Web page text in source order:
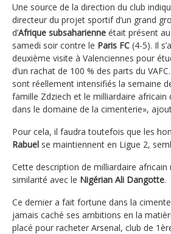
Une source de la direction du club
directeur du projet sportif d’un grand
d’Afrique subsaharienne était présent
samedi soir contre le Paris FC (4-5). Il
deuxième visite à Valenciennes pour
d’un rachat de 100 % des parts du
sont réellement intensifiés la semaine
famille Zdziech et le milliardaire
dans le domaine de la cimenterie»,
Pour cela, il faudra toutefois que les
Rabuel se maintiennent en Ligue 2,
Cette description de milliardaire africain
similarité avec le Nigérian Ali Dangotte.
Ce dernier a fait fortune dans la
jamais caché ses ambitions en la
placé pour racheter Arsenal, club de